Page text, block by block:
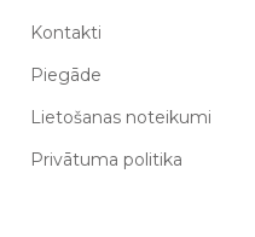
Kontakti
Piegāde
Lietošanas noteikumi
Privātuma politika